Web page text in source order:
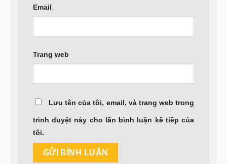
Email
Trang web
Lưu tên của tôi, email, và trang web trong
trình duyệt này cho lần bình luận kế tiếp của
tôi.